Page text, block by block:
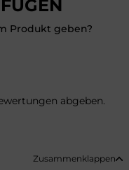
Produkt geben?
abgeben.
Zusammenklappen